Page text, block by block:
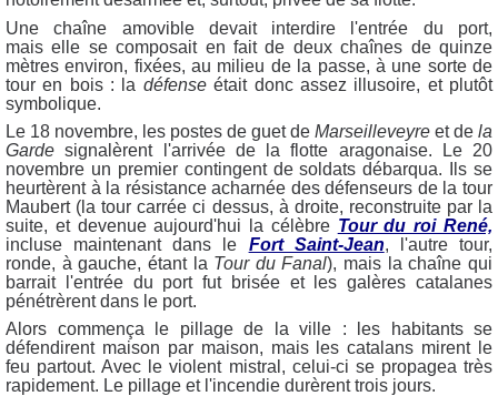
Une chaîne amovible devait interdire l'entrée du port,
mais elle se composait en fait de deux chaînes de quinze
mètres environ, fixées, au milieu de la passe, à une sorte de
tour en bois : la défenseétait donc assez illusoire, et plutôt
symbolique.
Le 18 novembre, les postes de guet de Marseilleveyre et de la
Garde signalèrent l'arrivée de la flotte aragonaise. Le 20
novembre un premier contingent de soldats débarqua. Ils se
heurtèrent à la résistance acharnée des défenseurs de la tour
Maubert (la tour carrée ci dessus, à droite, reconstruite par la
suite, et devenue aujourd'hui la célèbre Tour du roi René,
incluse maintenant dans le Fort Saint-Jean, l'autre tour,
ronde, à gauche, étant la Tour du Fanal), mais la chaîne qui
barrait l'entrée du port fut brisée et les galères catalanes
pénétrèrent dans le port.
Alors commença le pillage de la ville : les habitants se
défendirent maison par maison, mais les catalans mirent le
feu partout. Avec le violent mistral, celui-ci se propagea très
rapidement. Le pillage et l'incendie durèrent trois jours.